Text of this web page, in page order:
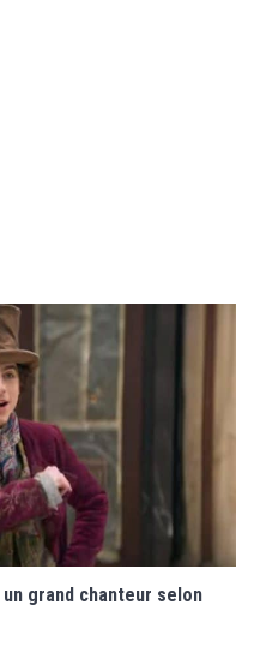
grand chanteur selon